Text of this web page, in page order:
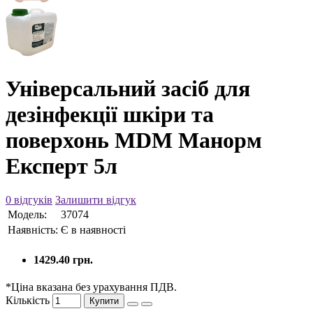
Універсальний засіб для
дезінфекції шкіри та
поверхонь MDM Манорм
Експерт 5л
0 відгуків Залишити відгук
Модель:
37074
Наявність: Є в наявності
1429.40 грн.
*Ціна вказана без урахування ПДВ.
Кількість
Купити